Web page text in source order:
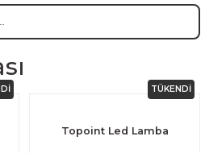
TÜKENDİ
Topoint Led Lamba